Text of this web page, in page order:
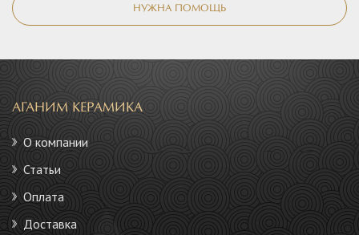
НУЖНА ПОМОЩЬ
АГАНИМ КЕРАМИКА
О компании
Статьи
Оплата
Доставка